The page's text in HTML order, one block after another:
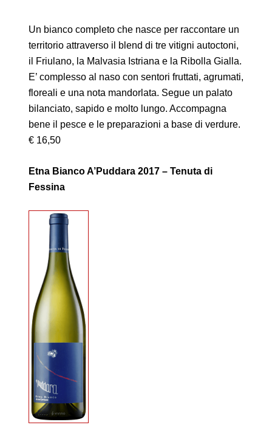
Un bianco completo che nasce per raccontare un
territorio attraverso il blend di tre vitigni autoctoni,
il Friulano, la Malvasia Istriana e la Ribolla Gialla.
E’ complesso al naso con sentori fruttati, agrumati,
floreali e una nota mandorlata. Segue un palato
bilanciato, sapido e molto lungo. Accompagna
bene il pesce e le preparazioni a base di verdure.
€ 16,50
Etna Bianco A’Puddara 2017 – Tenuta di
Fessina